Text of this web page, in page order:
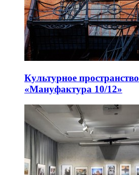
Культурное пространство
«Мануфактура 10/12»